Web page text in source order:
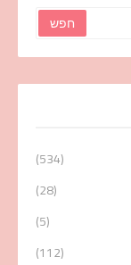
(534)
(28)
(5)
(112)